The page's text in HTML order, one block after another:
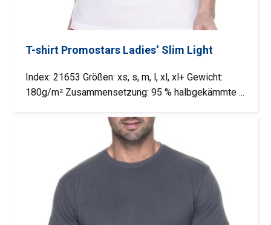
T-shirt Promostars Ladies‘ Slim Light
Index: 21653 Größen: xs, s, m, l, xl, xl+ Gewicht:
180g/m² Zusammensetzung: 95 % halbgekämmte ...